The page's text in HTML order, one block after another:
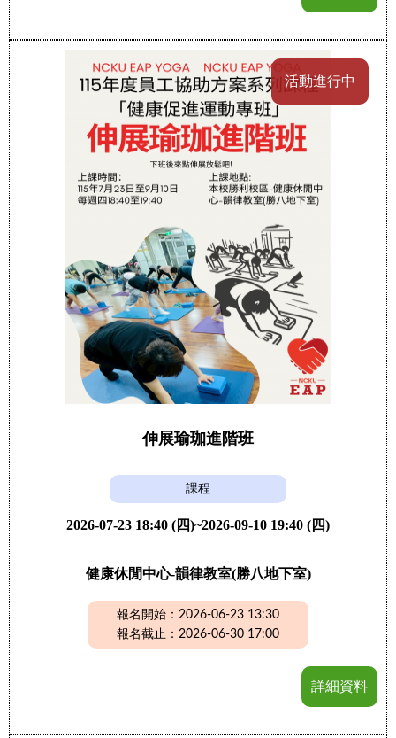
活動進行中
伸展瑜珈進階班
課程
2026-07-23 18:40 (四)~2026-09-10 19:40 (四)
健康休閒中心-韻律教室(勝八地下室)
報名開始：2026-06-23 13:30
報名截止：2026-06-30 17:00
詳細資料